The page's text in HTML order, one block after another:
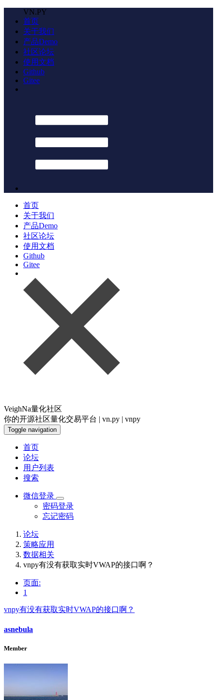
VN.PY
首页
关于我们
产品Demo
社区论坛
使用文档
Github
Gitee
首页
关于我们
产品Demo
社区论坛
使用文档
Github
Gitee
VeighNa量化社区
你的开源社区量化交易平台 | vn.py | vnpy
Toggle navigation
首页
论坛
用户列表
搜索
微信登录
密码登录
忘记密码
论坛
策略应用
数据相关
vnpy有没有获取实时VWAP的接口啊？
页面:
1
vnpy有没有获取实时VWAP的接口啊？
asnebula
Member